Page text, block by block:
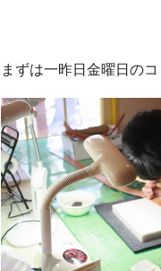
e
b
o
o
t
t
e
r
まずは一昨日金曜日の